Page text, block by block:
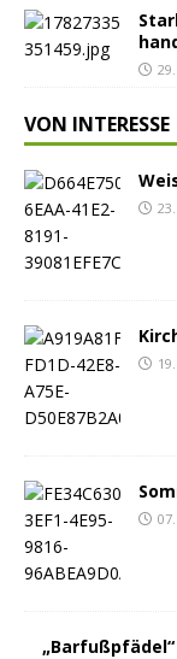
VON INTERESSE